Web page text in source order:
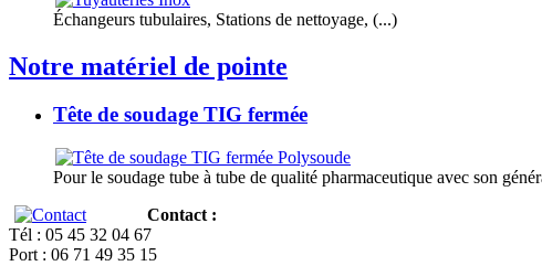
Échangeurs tubulaires, Stations de nettoyage, (...)
Notre matériel de pointe
Tête de soudage TIG fermée
Pour le soudage tube à tube de qualité pharmaceutique avec son
Contact :
Tél : 05 45 32 04 67
Port : 06 71 49 35 15